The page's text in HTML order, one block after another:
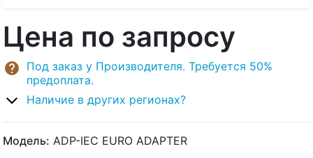
Цена по запросу
Под заказ у Производителя. Требуется 50%
предоплата.
Наличие в других регионах?
Модель: ADP-IEC EURO ADAPTER